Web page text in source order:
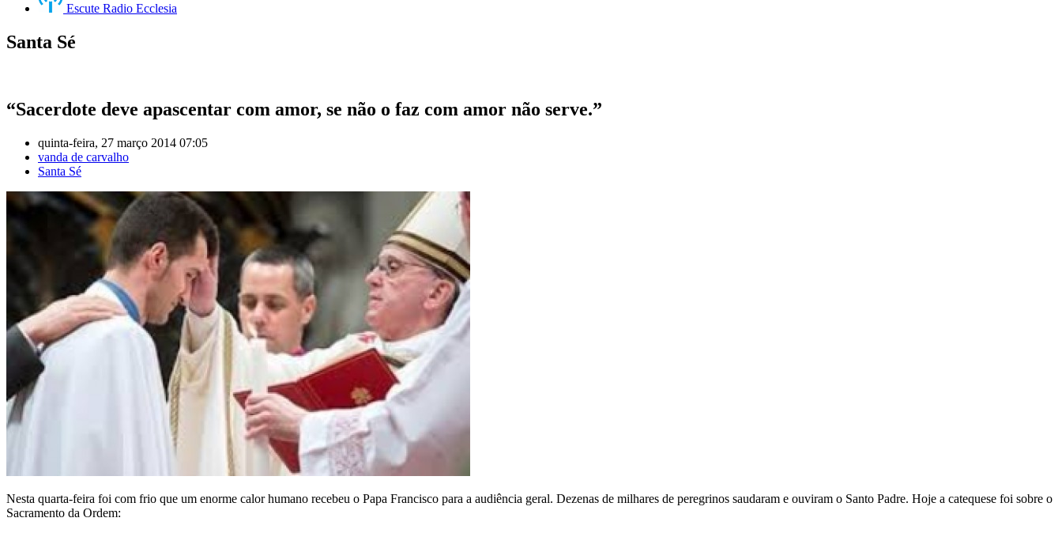
Escute Radio Ecclesia
Santa Sé
“Sacerdote deve apascentar com amor, se não o faz com amor não serve.”
quinta-feira, 27 março 2014 07:05
vanda de carvalho
Santa Sé
Nesta quarta-feira foi com frio que um enorme calor humano recebeu o Papa Francisco para a audiência geral. Dezenas de milhares de peregrinos saudaram e ouviram o Santo Padre. Hoje a catequese foi sobre o
Sacramento da Ordem: